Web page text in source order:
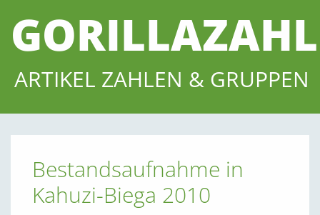
ARTIKEL ZAHLEN & GRUPPEN
Bestandsaufnahme in
Kahuzi-Biega 2010